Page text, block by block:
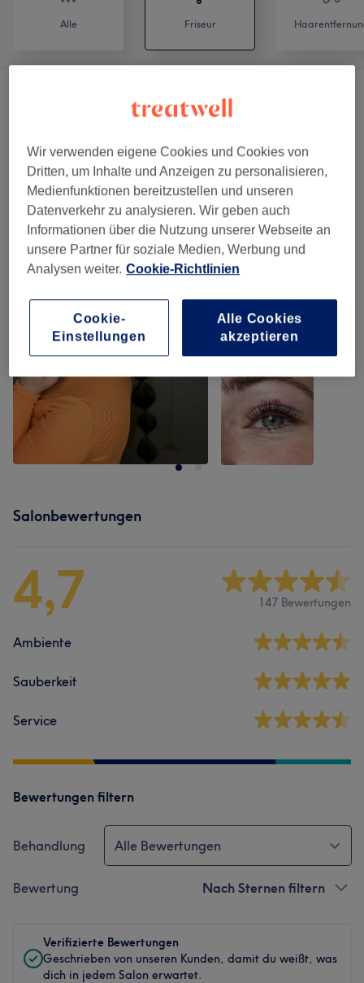
Alle Friseur
Damen - Haarschnitte & Stylings (6)
Damen - Farbe & Coloration (
Unsere Arbeit
Bild anklicken für weitere Details
Salonbewertungen
4,7 147 Bewertungen
Ambiente
Sauberkeit
Service
Bewertungen filtern
Behandlung Alle Bewertungen
Bewertung Nach Sternen filtern
Verifizierte Bewertungen
Geschrieben von unseren Kunden, damit du weißt, was
dich in jedem Salon erwartet.
Wir verwenden eigene Cookies und Cookies von
Dritten, um Inhalte und Anzeigen zu personalisieren,
Medienfunktionen bereitzustellen und unseren
Datenverkehr zu analysieren. Wir geben auch
Informationen über die Nutzung unserer Webseite an
unsere Partner für soziale Medien, Werbung und
Analysen weiter. Cookie-Richtlinien
Cookie-
Einstellungen
Alle Cookies
akzeptieren